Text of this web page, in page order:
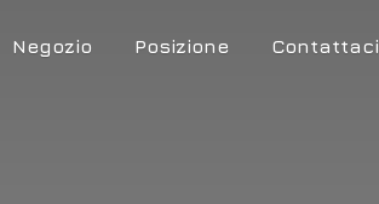
Negozio Posizione Contattaci